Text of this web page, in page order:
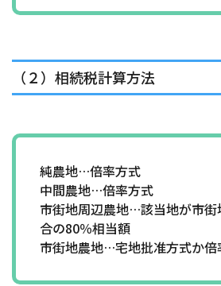
（２）相続税計算方法
純農地…倍率方式
中間農地…倍率方式
市街地周辺農地…該当地が市街
合の80％相当額
市街地農地…宅地批准方式か倍